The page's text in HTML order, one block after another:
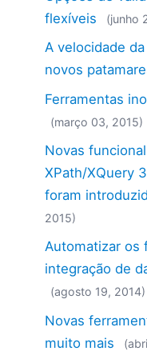
flexíveis
(junho
A velocidade
novos
Ferramentas
(março 03, 2015)
Novas
XPath/XQuery
foram
2015)
Automatizar os
integração de
(agosto 19, 2014)
Novas
muito mais